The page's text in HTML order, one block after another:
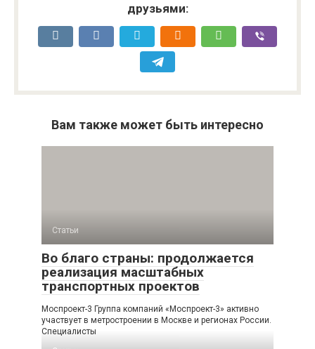
друзьями:
Вам также может быть интересно
Статьи
Во благо страны: продолжается
реализация масштабных
транспортных проектов
Моспроект-3 Группа компаний «Моспроект-3» активно
участвует в метростроении в Москве и регионах России.
Специалисты